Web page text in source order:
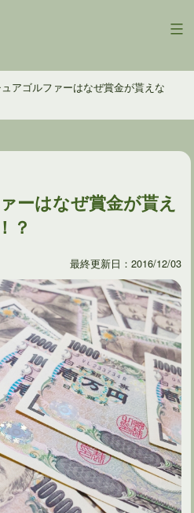
アゴルファーはなぜ賞金が貰えな
ーはなぜ賞金が貰え
？
最終更新日：2016/12/03